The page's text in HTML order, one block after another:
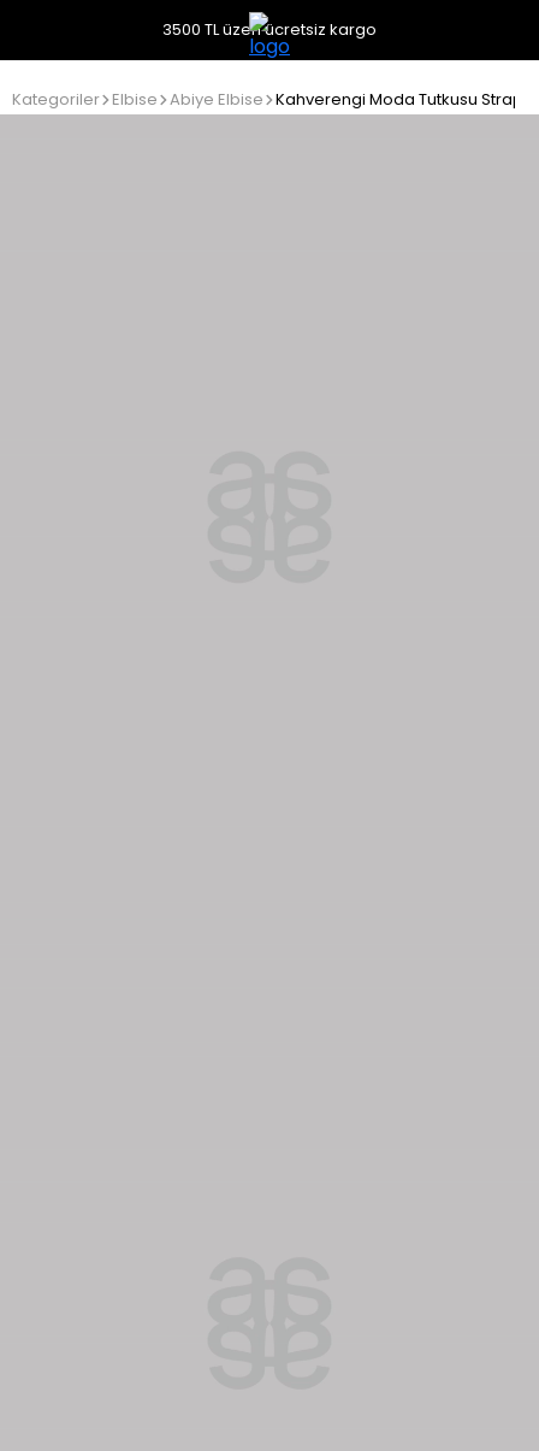
3500 TL üzeri ücretsiz kargo
Kategoriler Elbise Abiye Elbise Kahverengi Moda Tutkusu Straplez